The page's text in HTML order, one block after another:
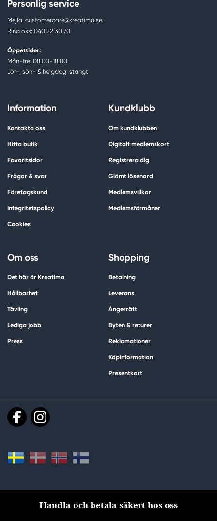
Personlig service
Mejla: customercare@kreatima.se
Ring oss: 040 22 30 70
Öppettider:
Mån-fre: 08.00-18.00
Lör-, sön- & helgdag: stängt
Information
Kontakta oss
Hitta butik
Favoritsidor
Frågor & svar
Företagskund
Integritetspolicy
Cookies
Kundklubb
Om kundklubben
Digitalt medlemskort
Registrera dig
Glömt lösenord
Medlemsvillkor
Medlemsförmåner
Om oss
Det här är Kreatima
Hållbarhet
Tävling
Lediga jobb
Press
Shopping
Betalning
Leverans
Ångerrätt
Byten & returer
Reklamationer
Köpinformation
Presentkort
Handla och betala säkert hos oss